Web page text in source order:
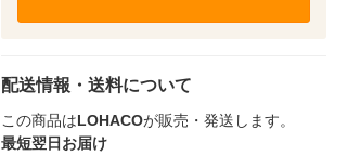
配送情報・送料について
この商品はLOHACOが販売・発送します。
最短翌日お届け